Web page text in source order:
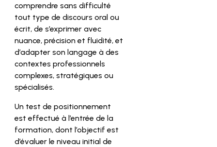
comprendre sans difficulté
tout type de discours oral ou
écrit, de s’exprimer avec
nuance, précision et fluidité, et
d’adapter son langage à des
contextes professionnels
complexes, stratégiques ou
spécialisés.
Un test de positionnement
est effectué à l’entrée de la
formation, dont l’objectif est
d’évaluer le niveau initial de